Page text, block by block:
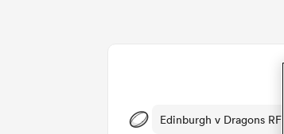
Edinburgh v Dragons RFC